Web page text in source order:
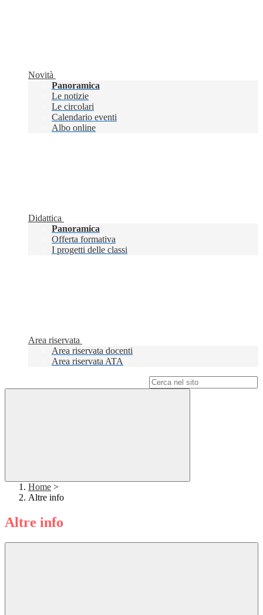
Novità
Panoramica
Le notizie
Le circolari
Calendario eventi
Albo online
Didattica
Panoramica
Offerta formativa
I progetti delle classi
Area riservata
Area riservata docenti
Area riservata ATA
Home >
Altre info
Altre info